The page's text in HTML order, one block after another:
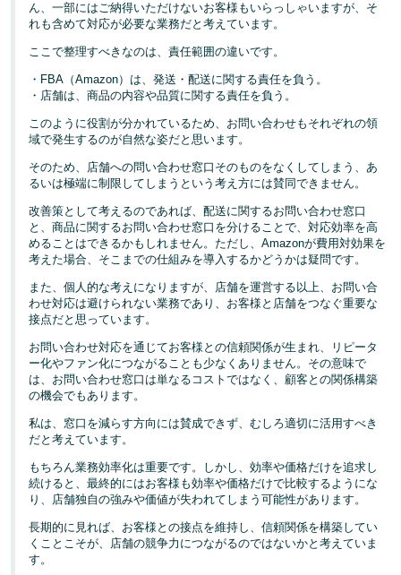
ん、一部にはご納得いただけないお客様もいらっしゃいますが、そ
れも含めて対応が必要な業務だと考えています。
ここで整理すべきなのは、責任範囲の違いです。
・FBA（Amazon）は、発送・配送に関する責任を負う。
・店舗は、商品の内容や品質に関する責任を負う。
このように役割が分かれているため、お問い合わせもそれぞれの領
域で発生するのが自然な姿だと思います。
そのため、店舗への問い合わせ窓口そのものをなくしてしまう、あ
るいは極端に制限してしまうという考え方には賛同できません。
改善策として考えるのであれば、配送に関するお問い合わせ窓口
と、商品に関するお問い合わせ窓口を分けることで、対応効率を高
めることはできるかもしれません。ただし、Amazonが費用対効果を
考えた場合、そこまでの仕組みを導入するかどうかは疑問です。
また、個人的な考えになりますが、店舗を運営する以上、お問い合
わせ対応は避けられない業務であり、お客様と店舗をつなぐ重要な
接点だと思っています。
お問い合わせ対応を通じてお客様との信頼関係が生まれ、リピータ
ー化やファン化につながることも少なくありません。その意味で
は、お問い合わせ窓口は単なるコストではなく、顧客との関係構築
の機会でもあります。
私は、窓口を減らす方向には賛成できず、むしろ適切に活用すべき
だと考えています。
もちろん業務効率化は重要です。しかし、効率や価格だけを追求し
続けると、最終的にはお客様も効率や価格だけで比較するようにな
り、店舗独自の強みや価値が失われてしまう可能性があります。
長期的に見れば、お客様との接点を維持し、信頼関係を構築してい
くことこそが、店舗の競争力につながるのではないかと考えていま
す。